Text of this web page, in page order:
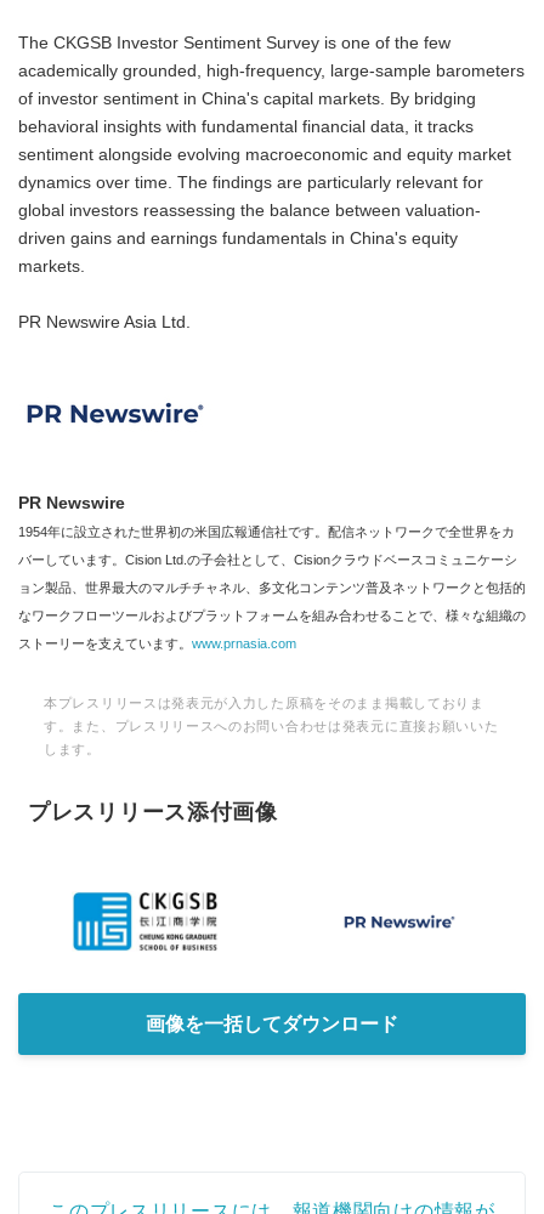
The CKGSB Investor Sentiment Survey is one of the few
academically grounded, high-frequency, large-sample barometers
of investor sentiment in China's capital markets. By bridging
behavioral insights with fundamental financial data, it tracks
sentiment alongside evolving macroeconomic and equity market
dynamics over time. The findings are particularly relevant for
global investors reassessing the balance between valuation-
driven gains and earnings fundamentals in China's equity
markets.
PR Newswire Asia Ltd.
PR Newswire
1954年に設立された世界初の米国広報通信社です。配信ネットワークで全世界をカ
バーしています。Cision Ltd.の子会社として、Cisionクラウドベースコミュニケーシ
ョン製品、世界最大のマルチチャネル、多文化コンテンツ普及ネットワークと包括的
なワークフローツールおよびプラットフォームを組み合わせることで、様々な組織の
ストーリーを支えています。 www.prnasia.com
本プレスリリースは発表元が入力した原稿をそのまま掲載しておりま
す。また、プレスリリースへのお問い合わせは発表元に直接お願いいた
します。
プレスリリース添付画像
画像を一括してダウンロード